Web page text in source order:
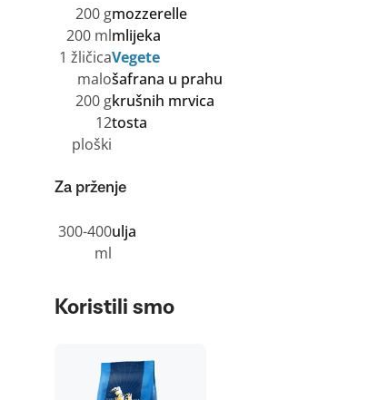
200 gmozzerelle
200 mlmlijeka
1 žličicaVegete
malošafrana u prahu
200 gkrušnih mrvica
12
ploški
tosta
Za prženje
300-400
ml
ulja
Koristili smo